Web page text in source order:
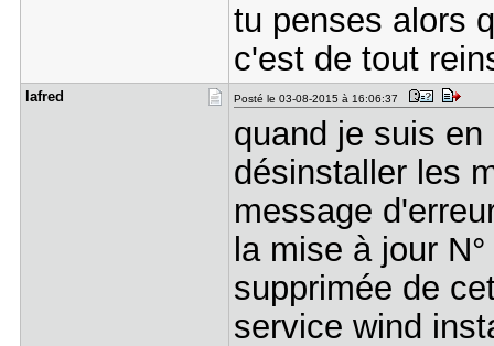
tu penses alors
c'est de tout
lafred Posté le 03-08-2015 à 16:06:37
quand je suis
désinstaller les
message
la mise à jour
supprimée de
service wind